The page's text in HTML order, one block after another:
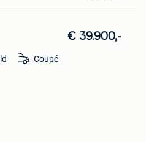
€ 39.900,-
Coupé